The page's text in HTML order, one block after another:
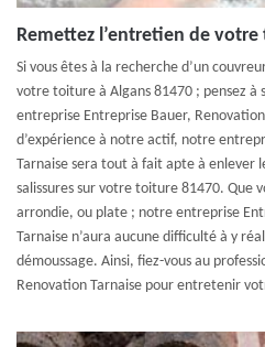
Remettez l’entretien de
Si vous êtes à la recherche d’un
votre toiture à Algans 81470 ; pensez à
entreprise Entreprise Bauer,
d’expérience à notre actif, notre
Tarnaise sera tout à fait apte à enlever
salissures sur votre toiture 81470. Que
arrondie, ou plate ; notre entreprise
Tarnaise n’aura aucune difficulté à y
démoussage. Ainsi, fiez-vous au
Renovation Tarnaise pour entretenir